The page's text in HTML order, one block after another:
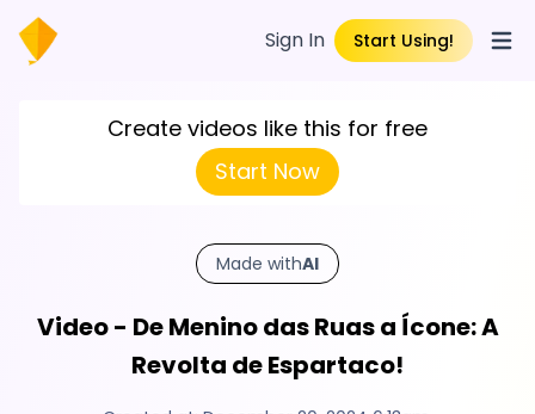
Sign In Start Using!
Create videos like this for free
Start Now
Made withAI
Video - De Menino das Ruas a Ícone: A
Revolta de Espartaco!